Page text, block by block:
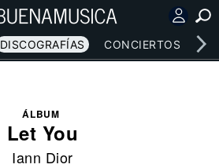
DISCOGRAFÍAS CONCIERTOS
ÁLBUM
Let You
Iann Dior